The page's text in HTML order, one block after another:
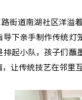
道南湖社区洋溢着
导下亲手制作传统
排起小队，孩子们
让传统技艺在邻里